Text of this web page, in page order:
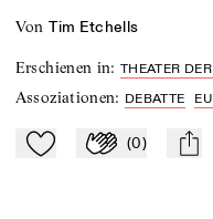
von Tim Etchells
Erschienen in:THEATER
Assoziationen: DEBATTE
Zu Mein-TdZ hinzufügen
Applaudieren
(0) mail